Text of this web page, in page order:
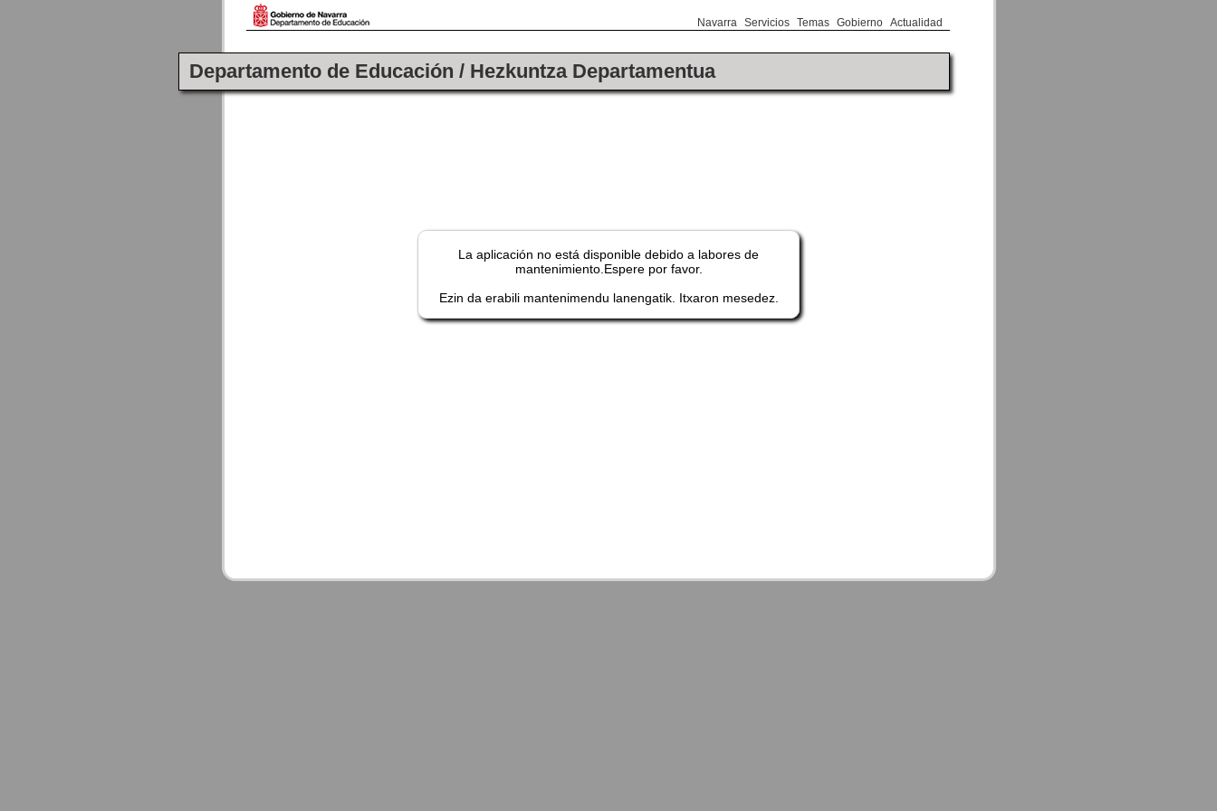
Actualidad
Gobierno
Temas
Servicios
Navarra
Departamento de Educación / Hezkuntza Departamentua
La aplicación no está disponible debido a labores de
mantenimiento.Espere por favor.
Ezin da erabili mantenimendu lanengatik. Itxaron mesedez.